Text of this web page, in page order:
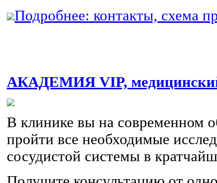
Подробнее: контакты, схема
АКАДЕМИЯ VIP,
В клинике вы на современном
пройти все необходимые
сосудистой системы в